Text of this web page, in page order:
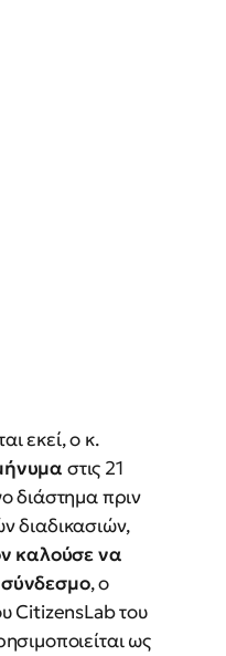
εκεί, ο κ.
στις 21
διάστημα πριν
διαδικασιών,
καλούσε να
, ο
CitizensLab του
ως